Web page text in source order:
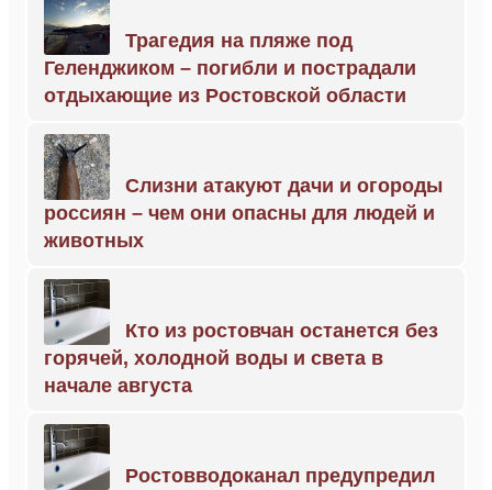
Трагедия на пляже под
Геленджиком – погибли и пострадали
отдыхающие из Ростовской области
Слизни атакуют дачи и огороды
россиян – чем они опасны для людей и
животных
Кто из ростовчан останется без
горячей, холодной воды и света в
начале августа
Ростовводоканал предупредил